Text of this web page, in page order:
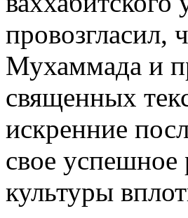
провозгласил,
Мухаммада и
священных
искренние
свое успешное
культуры